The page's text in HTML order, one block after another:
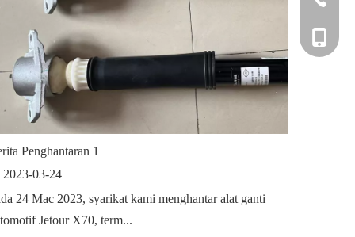
Penghantaran 1
2023-03-24
24 Mac 2023, syarikat kami menghantar alat ganti
Jetour X70, term...